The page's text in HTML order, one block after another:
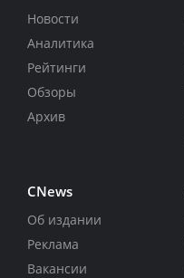
Новости
Аналитика
Рейтинги
Обзоры
Архив
CNews
Об издании
Реклама
Вакансии